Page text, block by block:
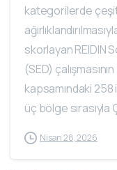
kategorilerde
skorlayan REIDIN
(SED)
kapsamındaki
üç bölge
Nisan 28, 2026